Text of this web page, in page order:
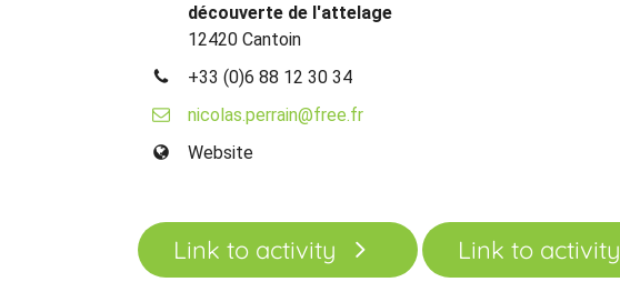
découverte de l'attelage
12420 Cantoin
+33 (0)6 88 12 30 34
nicolas.perrain@free.fr
Website
Link to activity Link to activity